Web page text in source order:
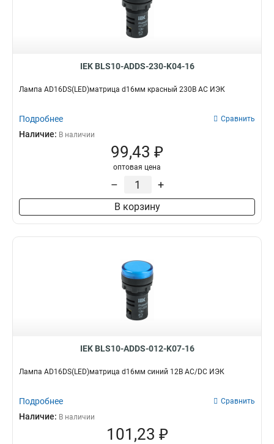
IEK BLS10-ADDS-230-K04-16
Лампа AD16DS(LED)матрица d16мм красный 230В AC ИЭК
Подробнее Сравнить
Наличие: В наличии
99,43 ₽
оптовая цена
– +
В корзину
IEK BLS10-ADDS-012-K07-16
Лампа AD16DS(LED)матрица d16мм синий 12В AC/DC ИЭК
Подробнее Сравнить
Наличие: В наличии
101,23 ₽